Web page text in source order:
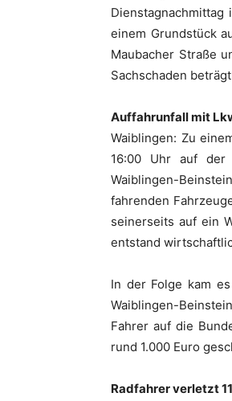
einem Grundstück
Maubacher Straße
Sachschaden
Auffahrunfall mit
Waiblingen: Zu
16:00 Uhr auf der
Waiblingen-
fahrenden
seinerseits auf ein
entstand
In der Folge kam
Waiblingen-
Fahrer auf die
rund 1.000 Euro
Radfahrer verletzt